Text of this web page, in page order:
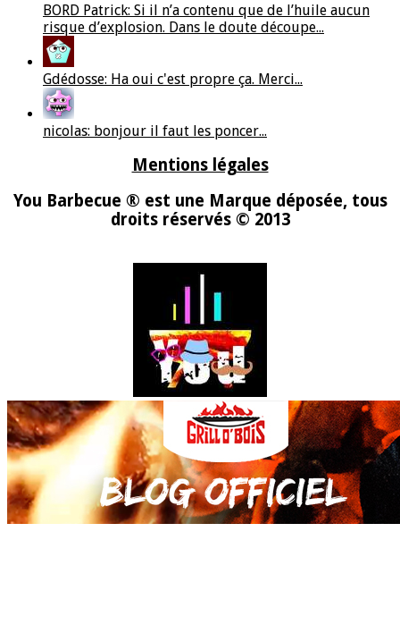
BORD Patrick: Si il n’a contenu que de l’huile aucun
risque d’explosion. Dans le doute découpe...
Gdédosse: Ha oui c'est propre ça. Merci...
nicolas: bonjour il faut les poncer...
Mentions légales
You Barbecue ® est une Marque déposée, tous
droits réservés © 2013